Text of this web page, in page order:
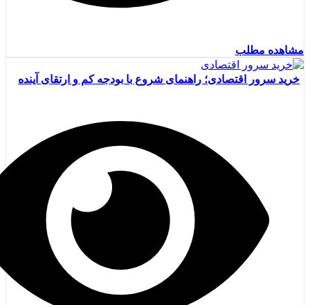
مشاهده مطلب
خرید سرور اقتصادی؛ راهنمای شروع با بودجه کم و ارتقای آینده